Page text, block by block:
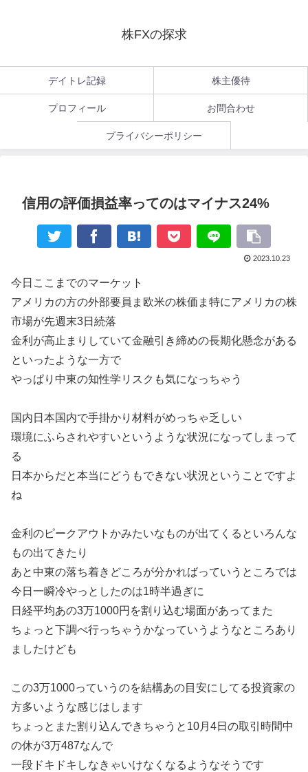
株FXの探求
デイトレ記録 株主優待
プロフィール お問合わせ
プライバシーポリシー
信用の評価損益率ってのはマイナス24%
2023.10.23
今日ここまでのマーケット
アメリカの方の外部要員ま欧米の株価ま特にアメリカの株
市場が先週末3日続落
金利が高止まりしていて金融引き締めの長期化懸念がある
といったような一方で
やっぱり中東の知性学リスクも気になっちゃう
国内日本国内で手掛かり材料がめっちゃ乏しい
環境にふらされやすいというような状況になってしまって
る
日本からだと本当にどうもできない状況ということですよ
ね
金利のピークアウトかみたいなものが出てくるといろんな
もの出てきたり
あと中東の落ち着きどころが分かればっていうところでは
今日一瞬冷やっとしたのは1時半過ぎに
日経平均あの3万1000円を割り込む場面があってまた
ちょっと下調べ行っちゃうかなっていうようなところあり
ましたけども
この3万1000っていうのを結構あの目安にしてる投資家の
方多いような感じはします
ちょっとまた割り込んできちゃうと10月4日の取引時間中
の休が3万487なんで
一段ドキドキしなきゃいけなくなるようなそうです